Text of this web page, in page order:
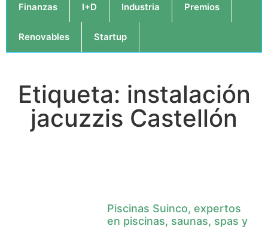
Finanzas I+D Industria Premios
Renovables Startup
Etiqueta: instalación
jacuzzis Castellón
Piscinas Suinco, expertos
en piscinas, saunas, spas y